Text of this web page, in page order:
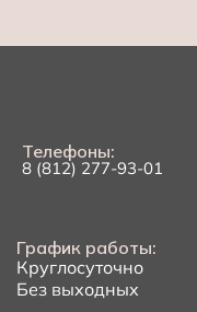
Телефоны:
8 (812) 277-93-01
График работы:
Круглосуточно
Без выходных